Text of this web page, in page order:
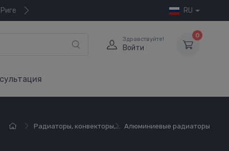
RU
Здравствуйте!
Войти
0
Радиаторы, конвекторы,... Алюминиевые радиаторы